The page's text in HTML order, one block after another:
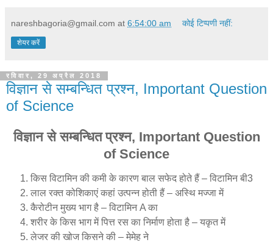
nareshbagoria@gmail.com at 6:54:00 am कोई टिप्पणी नहीं:
शेयर करें
रविवार, 29 अप्रैल 2018
विज्ञान से सम्बन्धित प्रश्न, Important Question
of Science
विज्ञान से सम्बन्धित प्रश्न, Important Question
of Science
किस विटामिन की कमी के कारण बाल सफेद होते हैं – विटामिन बी3
लाल रक्त कोशिकाएं कहां उत्पन्न होती हैं – अस्थि मज्जा में
कैरोटीन मुख्य भाग है – विटामिन A का
शरीर के किस भाग में पित्त रस का निर्माण होता है – यकृत में
लेजर की खोज किसने की – मेमेह ने